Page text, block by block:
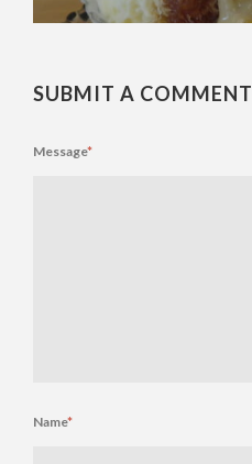
SUBMIT A COMMENT
Message*
Name*